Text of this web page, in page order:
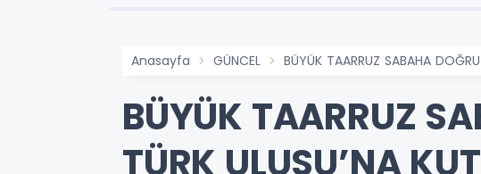
Anasayfa GÜNCEL BÜYÜK TAARRUZ SABAHA
BÜYÜK TAARRUZ
TÜRK ULUSU’NA